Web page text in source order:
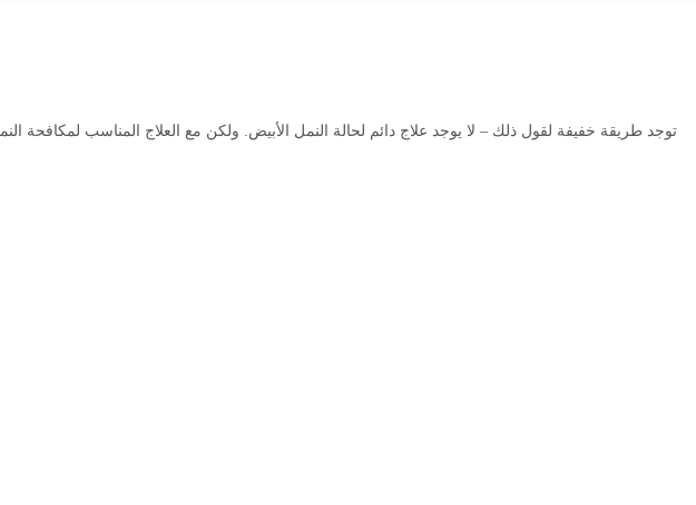
توجد طريقة خفيفة لقول ذلك – لا يوجد علاج دائم لحالة النمل الأبيض. ولكن مع العلاج المناسب لمكافحة